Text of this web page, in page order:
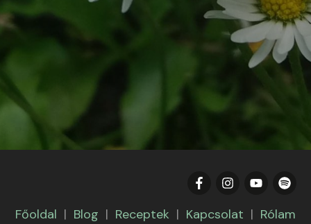
Főoldal | Blog | Receptek | Kapcsolat | Rólam